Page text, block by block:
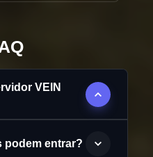
VEIN
podem entrar?